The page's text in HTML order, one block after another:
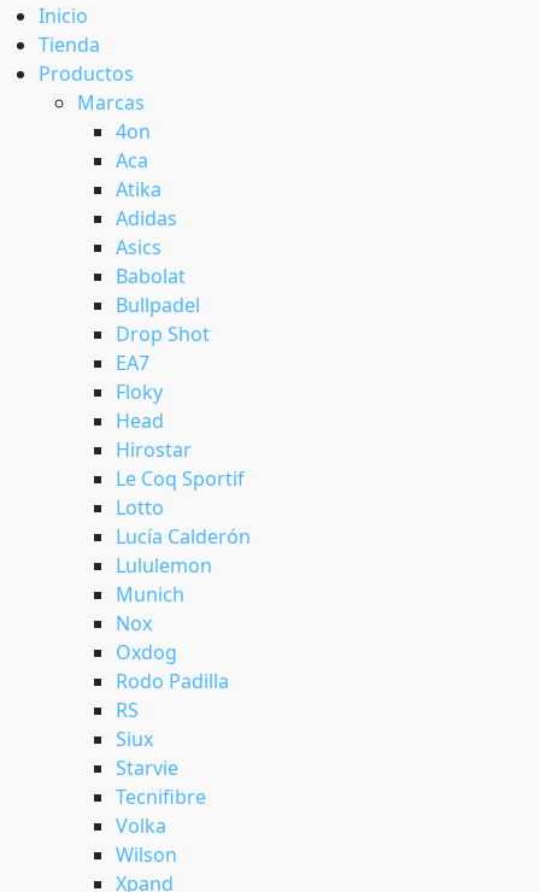
Inicio
Tienda
Productos
Marcas
4on
Aca
Atika
Adidas
Asics
Babolat
Bullpadel
Drop Shot
EA7
Floky
Head
Hirostar
Le Coq Sportif
Lotto
Lucía Calderón
Lululemon
Munich
Nox
Oxdog
Rodo Padilla
RS
Siux
Starvie
Tecnifibre
Volka
Wilson
Xpand